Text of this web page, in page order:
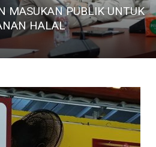
MASUKAN PUBLIK UNTUK
HALAL